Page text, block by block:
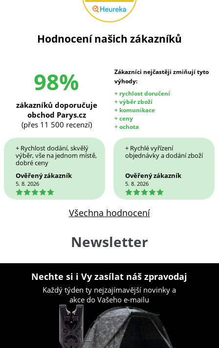
Hodnocení našich zákazníků
98%
Zákazníci nejčastěji zmiňují tyto
výhody:
+ rychlost doručení
+ výběr zboží
+ komunikace
+ ceny
+ ochota
zákazníků doporučuje
obchod Parys.cz
(přes 11 500 recenzí)
+ Rychlost dodání, skvělý
výběr, vše na jednom místě,
dobré ceny
Ověřený zákazník
5. 8. 2026
5
+ Rychlé vyřízení
objednávky a dodání zboží
Ověřený zákazník
5. 8. 2026
5
Všechna hodnocení
Newsletter
Nechte si i Vy zasílat náš zpravodaj
Každý týden ty nejzajímavější novinky a
akce do Vašeho e-mailu